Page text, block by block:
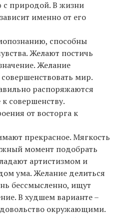
с природой. В жизни
именно от его
способны
Желают постичь
Желание
мир.
распоряжаются
совершенству.
от восторга к
прекрасное. Мягкость
момент подобрать
артистизмом и
ума. Желание делиться
бессмысленно, ищут
В худшем варианте –
окружающими.